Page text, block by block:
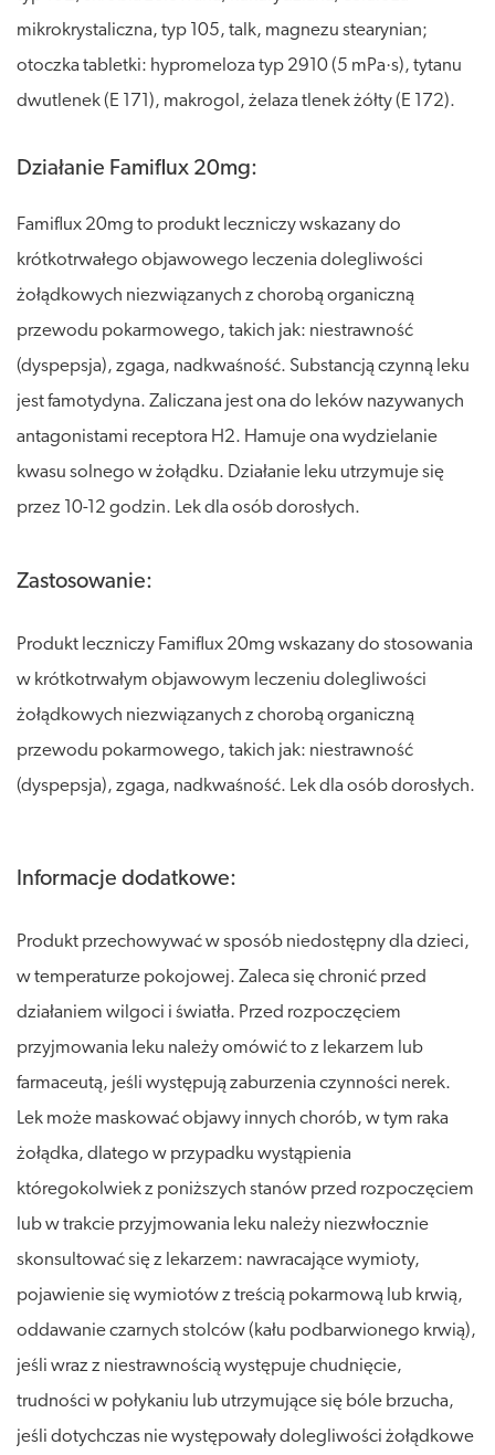
mikrokrystaliczna, typ 105, talk, magnezu stearynian;
otoczka tabletki: hypromeloza typ 2910 (5 mPa·s), tytanu
dwutlenek (E 171), makrogol, żelaza tlenek żółty (E 172).
Działanie Famiflux 20mg:
Famiflux 20mg to produkt leczniczy wskazany do
krótkotrwałego objawowego leczenia dolegliwości
żołądkowych niezwiązanych z chorobą organiczną
przewodu pokarmowego, takich jak: niestrawność
(dyspepsja), zgaga, nadkwaśność. Substancją czynną leku
jest famotydyna. Zaliczana jest ona do leków nazywanych
antagonistami receptora H2. Hamuje ona wydzielanie
kwasu solnego w żołądku. Działanie leku utrzymuje się
przez 10-12 godzin. Lek dla osób dorosłych.
Zastosowanie:
Produkt leczniczy Famiflux 20mg wskazany do stosowania
w krótkotrwałym objawowym leczeniu dolegliwości
żołądkowych niezwiązanych z chorobą organiczną
przewodu pokarmowego, takich jak: niestrawność
(dyspepsja), zgaga, nadkwaśność. Lek dla osób dorosłych.
Informacje dodatkowe:
Produkt przechowywać w sposób niedostępny dla dzieci,
w temperaturze pokojowej. Zaleca się chronić przed
działaniem wilgoci i światła. Przed rozpoczęciem
przyjmowania leku należy omówić to z lekarzem lub
farmaceutą, jeśli występują zaburzenia czynności nerek.
Lek może maskować objawy innych chorób, w tym raka
żołądka, dlatego w przypadku wystąpienia
któregokolwiek z poniższych stanów przed rozpoczęciem
lub w trakcie przyjmowania leku należy niezwłocznie
skonsultować się z lekarzem: nawracające wymioty,
pojawienie się wymiotów z treścią pokarmową lub krwią,
oddawanie czarnych stolców (kału podbarwionego krwią),
jeśli wraz z niestrawnością występuje chudnięcie,
trudności w połykaniu lub utrzymujące się bóle brzucha,
jeśli dotychczas nie występowały dolegliwości żołądkowe